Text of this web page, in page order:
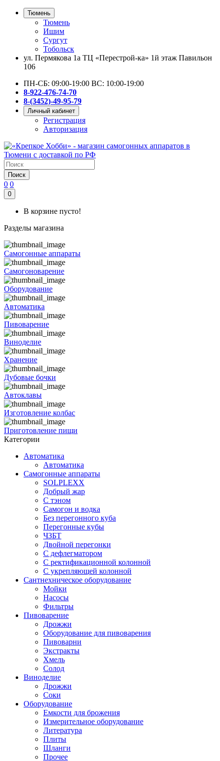
Тюмень
Тюмень
Ишим
Сургут
Тобольск
ул. Пермякова 1а ТЦ «Перестрой-ка» 1й этаж Павильон
106
ПН-СБ: 09:00-19:00 ВС: 10:00-19:00
8-922-476-74-70
8-(3452)-49-95-79
Личный кабинет
Регистрация
Авторизация
Поиск
0 0
0
В корзине пусто!
Разделы магазина
Самогонные аппараты
Самогоноварение
Оборудование
Автоматика
Пивоварение
Виноделие
Хранение
Дубовые бочки
Автоклавы
Изготовление колбас
Приготовление пищи
Категории
Автоматика
Автоматика
Самогонные аппараты
SOLPLEXX
Добрый жар
С тэном
Самогон и водка
Без перегонного куба
Перегонные кубы
ЧЗБТ
Двойной перегонки
С дефлегматором
С ректификационной колонной
С укрепляющей колонной
Сантнехническое оборудование
Мойки
Насосы
Фильтры
Пивоварение
Дрожжи
Оборудование для пивоварения
Пивоварни
Экстракты
Хмель
Солод
Виноделие
Дрожжи
Соки
Оборудование
Емкости для брожения
Измерительное оборудование
Литература
Плиты
Шланги
Прочее